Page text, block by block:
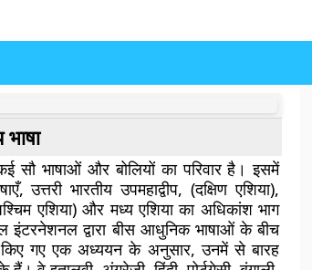
भाषा
कई सौ भाषाओं और बोलियों का परिवार है। इसमें
उत्तरी भारतीय उपमहाद्वीप, (दक्षिण एशिया),
पश्चिम एशिया) और मध्य एशिया का अधिकांश भाग
द्वारा बीस आधुनिक भाषाओं के बीच
गए एक अध्ययन के अनुसार, उनमें से बारह